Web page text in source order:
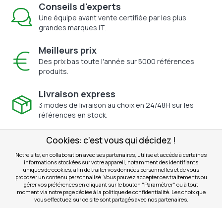
Cookies: c'est vous qui décidez !
Notre site, en collaboration avec ses partenaires, utilise et accède à certaines
informations stockées sur votre appareil, notamment des identifiants
uniques de cookies, afin de traiter vos données personnelles et de vous
proposer un contenu personnalisé. Vous pouvez accepter ces traitements ou
gérer vos préférences en cliquant sur le bouton "Paramétrer" ou à tout
moment via notre page dédiée à la politique de confidentialité. Les choix que
vous effectuez sur ce site sont partagés avec nos partenaires.
Conseils d'experts
Une équipe avant vente certifiée par les plus
grandes marques IT.
Meilleurs prix
Des prix bas toute l'année sur 5000 références
produits.
Livraison express
3 modes de livraison au choix en 24/48H sur les
références en stock.
14 jours d'essai
(consultez nos CGV).
Devis gratuit
Pour les clients professionnels et sur l'ensemble de
nos gammes.